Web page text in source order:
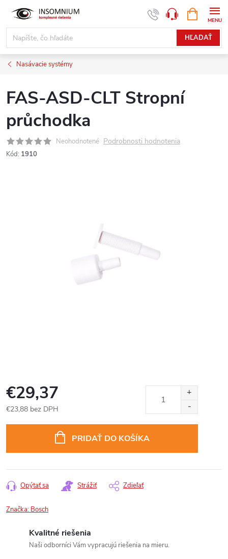
obsah
HĽADAŤ
KOŠÍK
Nasávacie systémy
FAS-ASD-CLT Stropní
průchodka
Neohodnotené Podrobnosti hodnotenia
Kód: 1910
€29,37
€23,88 bez DPH
PRIDAŤ DO KOŠÍKA
Opýtať sa Strážiť Zdieľať
Značka: Bosch
Kvalitné riešenia
Naši odborníci Vám vypracujú riešenia na mieru.
www.insomnium.sk - Chat